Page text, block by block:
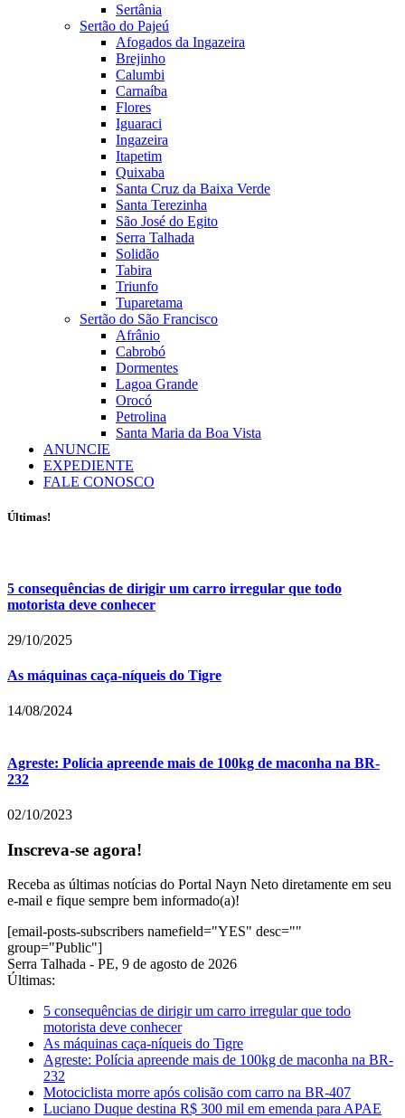
Sertânia
Sertão do Pajeú
Afogados da Ingazeira
Brejinho
Calumbi
Carnaíba
Flores
Iguaraci
Ingazeira
Itapetim
Quixaba
Santa Cruz da Baixa Verde
Santa Terezinha
São José do Egito
Serra Talhada
Solidão
Tabira
Triunfo
Tuparetama
Sertão do São Francisco
Afrânio
Cabrobó
Dormentes
Lagoa Grande
Orocó
Petrolina
Santa Maria da Boa Vista
ANUNCIE
EXPEDIENTE
FALE CONOSCO
Últimas!
5 consequências de dirigir um carro irregular que todo
motorista deve conhecer
29/10/2025
As máquinas caça-níqueis do Tigre
14/08/2024
Agreste: Polícia apreende mais de 100kg de maconha na BR-
232
02/10/2023
Inscreva-se agora!
Receba as últimas notícias do Portal Nayn Neto diretamente em seu
e-mail e fique sempre bem informado(a)!
[email-posts-subscribers namefield="YES" desc=""
group="Public"]
Serra Talhada - PE, 9 de agosto de 2026
Últimas:
5 consequências de dirigir um carro irregular que todo
motorista deve conhecer
As máquinas caça-níqueis do Tigre
Agreste: Polícia apreende mais de 100kg de maconha na BR-
232
Motociclista morre após colisão com carro na BR-407
Luciano Duque destina R$ 300 mil em emenda para APAE